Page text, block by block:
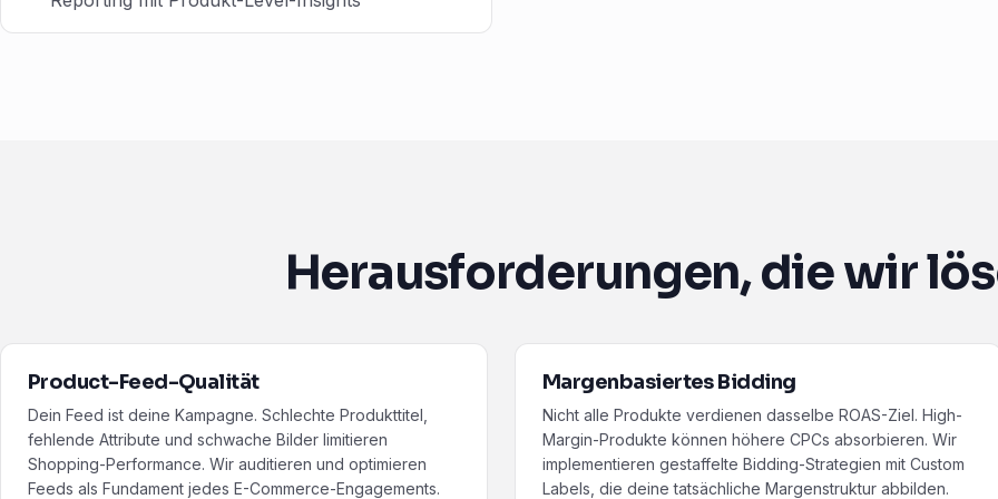
Herausforderungen, die wir
Product-Feed-Qualität
Dein Feed ist deine Kampagne. Schlechte Produkttitel,
fehlende Attribute und schwache Bilder limitieren
Shopping-Performance. Wir auditieren und optimieren
Feeds als Fundament jedes E-Commerce-Engagements.
Margenbasiertes Bidding
Nicht alle Produkte verdienen dasselbe ROAS-Ziel. High-
Margin-Produkte können höhere CPCs absorbieren. Wir
implementieren gestaffelte Bidding-Strategien mit Custom
Labels, die deine tatsächliche Margenstruktur abbilden.